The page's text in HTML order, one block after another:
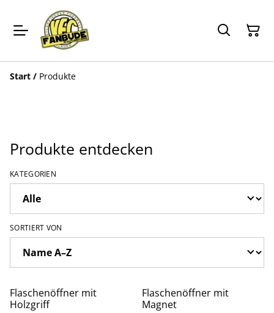
Start / Produkte
Produkte entdecken
KATEGORIEN
SORTIERT VON
Flaschenöffner mit
Holzgriff
Flaschenöffner mit
Magnet